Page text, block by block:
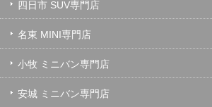
四日市 SUV専門店
名東 MINI専門店
小牧 ミニバン専門店
安城 ミニバン専門店